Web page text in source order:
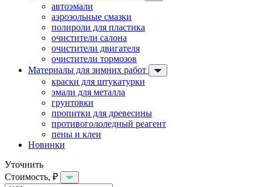
автоэмали
аэрозольные смазки
полироли для пластика
очистители салона
очистители двигателя
очистители тормозов
Материалы для зимних работ
краски для штукатурки
эмали для металла
грунтовки
пропитки для древесины
противогололедный реагент
пены и клеи
Новинки
Уточнить
Стоимость, ₽